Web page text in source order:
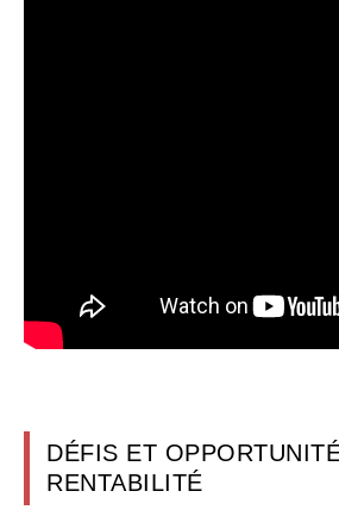
DÉFIS ET
RENTABILITÉ